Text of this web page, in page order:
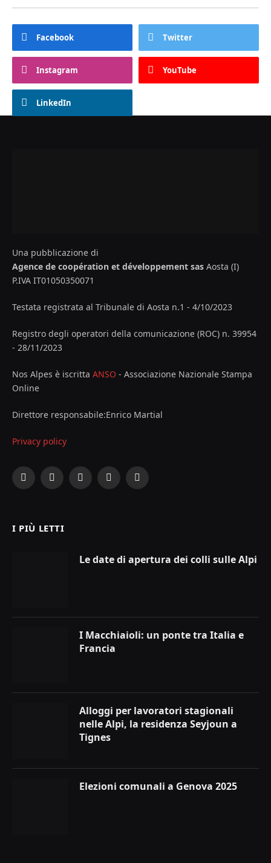
Facebook Twitter
Instagram YouTube
LinkedIn
Una pubblicazione di
Agence de coopération et développement sas Aosta (I)
P.IVA IT01050350071
Testata registrata al Tribunale di Aosta n.1 - 4/10/2023
Registro degli operatori della comunicazione (ROC) n. 39954
- 28/11/2023
Nos Alpes è iscritta ANSO - Associazione Nazionale Stampa
Online
Direttore responsabile:Enrico Martial
Privacy policy
Facebook
X
InstagramYouTubeLinkedIn
I PIÙ LETTI
Le date di apertura dei colli sulle Alpi
I Macchiaioli: un ponte tra Italia e
Francia
Alloggi per lavoratori stagionali
nelle Alpi, la residenza Seyjoun a
Tignes
Elezioni comunali a Genova 2025